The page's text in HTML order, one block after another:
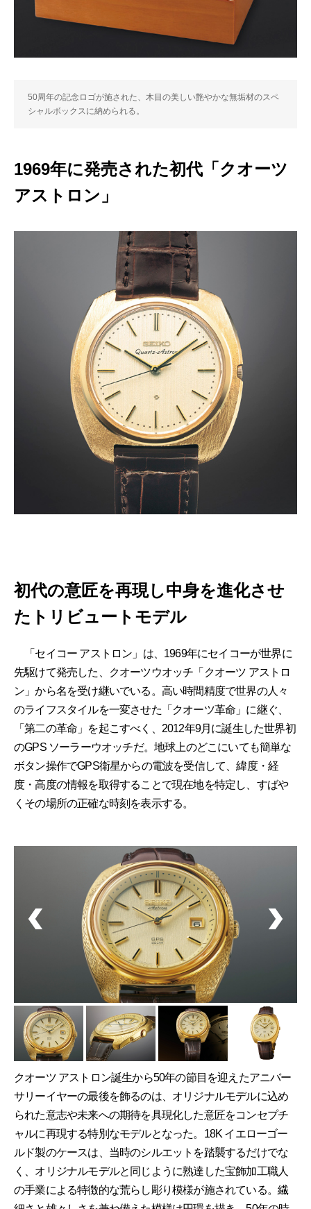
50周年の記念ロゴが施された、木目の美しい艶やかな無垢材のスペ
シャルボックスに納められる。
1969年に発売された初代「クオーツ
アストロン」
初代の意匠を再現し中身を進化させ
たトリビュートモデル
「セイコー アストロン」は、1969年にセイコーが世界に
先駆けて発売した、クオーツウオッチ「クオーツ アストロ
ン」から名を受け継いでいる。高い時間精度で世界の人々
のライフスタイルを一変させた「クオーツ革命」に継ぐ、
「第二の革命」を起こすべく、2012年9月に誕生した世界初
のGPS ソーラーウオッチだ。地球上のどこにいても簡単な
ボタン操作でGPS衛星からの電波を受信して、緯度・経
度・高度の情報を取得することで現在地を特定し、すばや
くその場所の正確な時刻を表示する。
クオーツ アストロン誕生から50年の節目を迎えたアニバー
サリーイヤーの最後を飾るのは、オリジナルモデルに込め
られた意志や未来への期待を具現化した意匠をコンセプチ
ャルに再現する特別なモデルとなった。18K イエローゴー
ルド製のケースは、当時のシルエットを踏襲するだけでな
く、オリジナルモデルと同じように熟達した宝飾加工職人
の手業による特徴的な荒らし彫り模様が施されている。繊